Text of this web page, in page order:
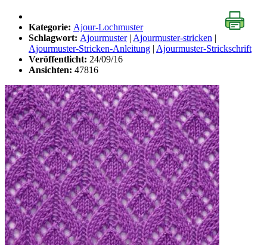
Kategorie: Ajour-Lochmuster
Schlagwort: Ajourmuster| Ajourmuster-stricken
Ajourmuster-Stricken-Anleitung Ajourmuster-Strickschrift
Veröffentlicht: 24/09/16
Ansichten: 47816